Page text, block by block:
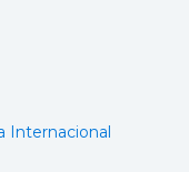
Internacional